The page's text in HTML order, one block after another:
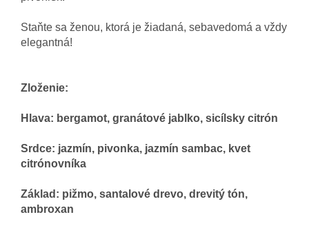
Staňte sa ženou, ktorá je žiadaná, sebavedomá a vždy
elegantná!
Zloženie:
Hlava: bergamot, granátové jablko, sicílsky citrón
Srdce: jazmín, pivonka, jazmín sambac, kvet
citrónovníka
Základ: pižmo, santalové drevo, drevitý tón,
ambroxan